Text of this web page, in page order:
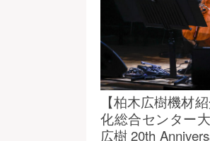
【柏木広樹機材
化総合センター
広樹 20th